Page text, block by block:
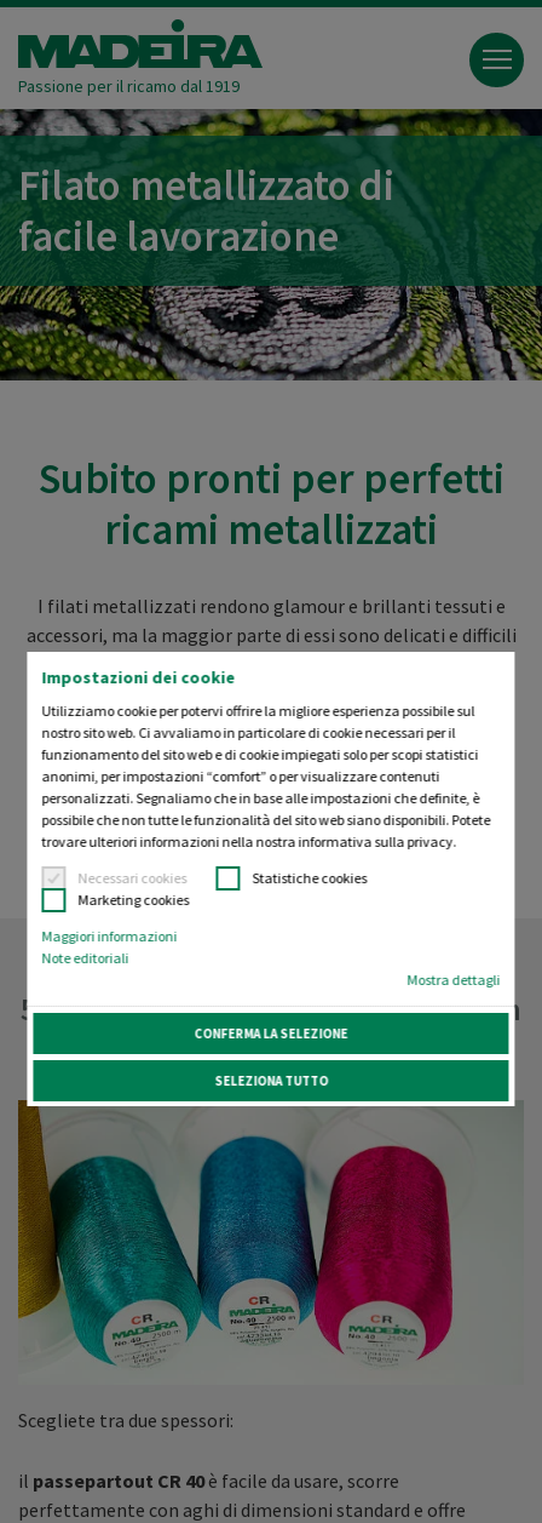
Impostazioni dei cookie
Utilizziamo cookie per potervi offrire la migliore esperienza possibile sul
nostro sito web. Ci avvaliamo in particolare di cookie necessari per il
funzionamento del sito web e di cookie impiegati solo per scopi statistici
anonimi, per impostazioni “comfort” o per visualizzare contenuti
personalizzati. Segnaliamo che in base alle impostazioni che definite, è
possibile che non tutte le funzionalità del sito web siano disponibili. Potete
trovare ulteriori informazioni nella nostra informativa sulla privacy.
Necessari cookies
Statistiche cookies
Marketing cookies
Maggiori informazioni
Note editoriali
Mostra dettagli
CONFERMA LA SELEZIONE
SELEZIONA TUTTO
Passione per il ricamo dal 1919
Filato metallizzato di
facile lavorazione
Subito pronti per perfetti
ricami metallizzati
I filati metallizzati rendono glamour e brillanti tessuti e
accessori, ma la maggior parte di essi sono delicati e difficili
metallizzati a causa di filati rotti o di lunghe regolazioni? I
nostri nuovifilati metallizzati CR facili da lavoraresono
pronti ad aiutarvi! Questi innovativi filati sono stati
sviluppati appositamente per una facile lavorazione su
macchine ricamatrici industriali multitesta e per cuciture
decorative. Puntate subito su look metallizzati autentici
senza compromessi e preparatevi a brillare con CR!
5 motivi per cui conviene lavorare con
i filati metallizzati CR
Scegliete tra due spessori:
il passepartout CR 40è facile da usare, scorre
perfettamente con aghi di dimensioni standard e offre